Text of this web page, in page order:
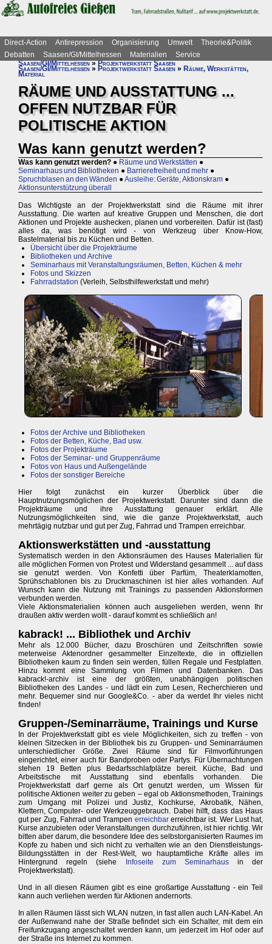
Direct-Action Antirepression Organisierung Umwelt
Theorie&Politik
Debatten
Saasen/GI/Mittelhessen Materialien
Service
Saasen/GI/Mittelhessen»Projektwerkstatt Saasen
Saasen/GI/Mittelhessen » Projektwerkstatt Saasen » Räume, Werkstätten,
Material
RÄUME UND AUSSTATTUNG ...
OFFEN NUTZBAR FÜR
POLITISCHE AKTION
Was kann genutzt werden?
Was kann genutzt werden? ● Räume und Werkstätten ●
Seminarhaus und Bibliotheken ● Barrierefreiheit und mehr ●
Spruchblasen an den Wänden ●Ausleihe: Geräte, Aktionskram ●
Aktionsunterstützung überall
Das Wichtigste an der Projektwerkstatt sind die Räume mit ihrer
Ausstattung. Die warten auf kreative Gruppen und Menschen, die dort
Aktionen und Projekte aushecken, planen und vorbereiten. Dafür ist (fast)
alles da, was benötigt wird - von Werkzeug über Know-How,
Bastelmaterial bis zu Küchen und Betten.
Übersicht über die Projekträume
Bibliotheken und Archive
Seminarhaus mit Veranstaltungsräumen, Betten, Küchen & mehr
Fotos und Skizzen
Fahrradstation (Verleih, Selbsthilfewerkstatt und mehr)
Fotos der Archive und Bibliotheken
Fotos der Betten, Küche, Bad usw.
Fotos der Projekträume
Fotos der Seminar- und Gruppenräume
Fotos von Haus und Außengelände
Fotos der sonstiger Bereiche
Hier folgt zunächst ein kurzer Überblick über die
Hauptnutzungsmöglichen der Projektwerkstatt. Darunter sind dann die
Projekträume und ihre Ausstattung genauer erklärt. Alle
Nutzungsmöglichkeiten sind, wie die ganze Projektwerkstatt, auch
mehrtägig nutzbar und gut per Zug, Fahrrad und Trampen erreichbar.
Aktionswerkstätten und -ausstattung
Systematisch werden in den Aktionsräumen des Hauses Materialien für
alle möglichen Formen von Protest und Widerstand gesammelt ... auf dass
sie genutzt werden. Von Konfetti über Parfüm, Theaterklamotten,
Sprühschablonen bis zu Druckmaschinen ist hier alles vorhanden. Auf
Wunsch kann die Nutzung mit Trainings zu passenden Aktionsformen
verbunden werden.
Viele Aktionsmaterialien können auch ausgeliehen werden, wenn Ihr
draußen aktiv werden wollt - darauf kommt es schließlich an!
kabrack! ... Bibliothek und Archiv
Mehr als 12.000 Bücher, dazu Broschüren und Zeitschriften sowie
meterweise Aktenordner gesammelter Einzeltexte, die in offiziellen
Bibliotheken kaum zu finden sein werden, füllen Regale und Festplatten.
Hinzu kommt eine Sammlung von Filmen und Datenbanken. Das
kabrack!-archiv ist eine der größten, unabhängigen politischen
Bibliotheken des Landes - und lädt ein zum Lesen, Recherchieren und
mehr. Bequemer sind nur Google&Co. - aber da werdet Ihr vieles nicht
finden!
Gruppen-/Seminarräume, Trainings und Kurse
In der Projektwerkstatt gibt es viele Möglichkeiten, sich zu treffen - von
kleinen Sitzecken in der Bibliothek bis zu Gruppen- und Seminarräumen
unterschiedlicher Größe. Zwei Räume sind für Filmvorführungen
eingerichtet, einer auch für Bandproben oder Partys. Für Übernachtungen
stehen 19 Betten plus Bedarfsschlafplätze bereit. Küche, Bad und
Arbeitstische mit Ausstattung sind ebenfalls vorhanden. Die
Projektwerkstatt darf gerne als Ort genutzt werden, um Wissen für
politische Aktionen weiter zu geben – egal ob Aktionsmethoden, Trainings
zum Umgang mit Polizei und Justiz, Kochkurse, Akrobatik, Nähen,
Klettern, Computer- oder Werkzeuggebrauch. Dabei hilft, dass das Haus
gut per Zug, Fahrrad und Trampen erreichbarerreichtbar ist. Wer Lust hat,
Kurse anzubieten oder Veranstaltungen durchzuführen, ist hier richtig. Wir
bitten aber darum, die besondere Idee des selbstorganisierten Raumes im
Kopfe zu haben und sich nicht zu verhalten wie an den Dienstleistungs-
Bildungsstätten in der Rest-Welt, wo hauptamtliche Kräfte alles im
Hintergrund regeln (siehe
Infoseite zum Seminarhausin der
Projektwerkstatt).
Und in all diesen Räumen gibt es eine großartige Ausstattung - ein Teil
kann auch verliehen werden für Aktionen andernorts.
In allen Räumen lässt sich WLAN nutzen, in fast allen auch LAN-Kabel. An
der Außenwand nahe der Straße befindet sich ein Schalter, mit dem ein
Freifunkzugang angeschaltet werden kann, um jederzeit im Hof oder auf
der Straße ins Internet zu kommen.